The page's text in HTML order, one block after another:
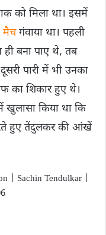
को मिला था। इसमें
मैचगंवाया था। पहली
बना पाए थे, तब
पारी में भी उनका
का शिकार हुए थे।
खुलासा किया था कि
हुए तेंदुलकर की आंखें
| Sachin Tendulkar |